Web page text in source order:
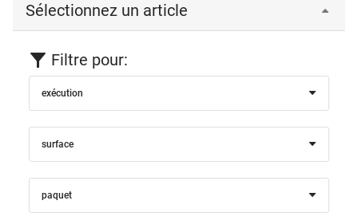
Sélectionnez un article
Filtre pour:
exécution
surface
paquet